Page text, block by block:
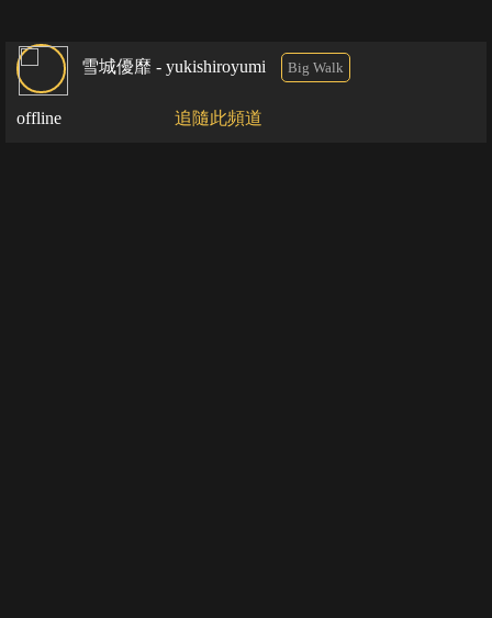
雪城優靡 - yukishiroyumi Big Walk
offline 追隨此頻道